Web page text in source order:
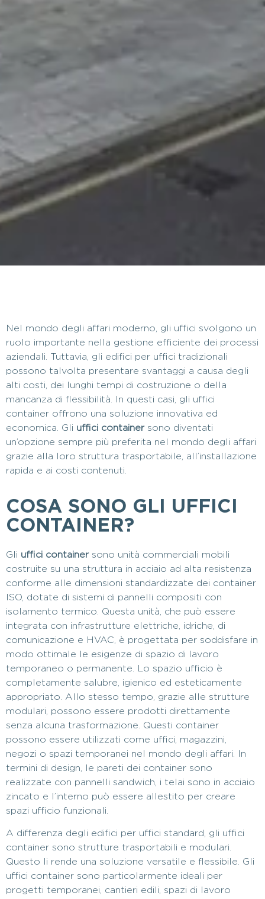
Nel mondo degli affari moderno, gli uffici svolgono un
ruolo importante nella gestione efficiente dei processi
aziendali. Tuttavia, gli edifici per uffici tradizionali
possono talvolta presentare svantaggi a causa degli
alti costi, dei lunghi tempi di costruzione o della
mancanza di flessibilità. In questi casi, gli uffici
container offrono una soluzione innovativa ed
economica. Gli uffici containersono diventati
un’opzione sempre più preferita nel mondo degli affari
grazie alla loro struttura trasportabile, all’installazione
rapida e ai costi contenuti.
COSA SONO GLI UFFICI
CONTAINER?
Gli uffici containersono unità commerciali mobili
costruite su una struttura in acciaio ad alta resistenza
conforme alle dimensioni standardizzate dei container
ISO, dotate di sistemi di pannelli compositi con
isolamento termico. Questa unità, che può essere
integrata con infrastrutture elettriche, idriche, di
comunicazione e HVAC, è progettata per soddisfare in
modo ottimale le esigenze di spazio di lavoro
temporaneo o permanente. Lo spazio ufficio è
completamente salubre, igienico ed esteticamente
appropriato. Allo stesso tempo, grazie alle strutture
modulari, possono essere prodotti direttamente
senza alcuna trasformazione. Questi container
possono essere utilizzati come uffici, magazzini,
negozi o spazi temporanei nel mondo degli affari. In
termini di design, le pareti dei container sono
realizzate con pannelli sandwich, i telai sono in acciaio
zincato e l’interno può essere allestito per creare
spazi ufficio funzionali.
A differenza degli edifici per uffici standard, gli uffici
container sono strutture trasportabili e modulari.
Questo li rende una soluzione versatile e flessibile. Gli
uffici container sono particolarmente ideali per
progetti temporanei, cantieri edili, spazi di lavoro